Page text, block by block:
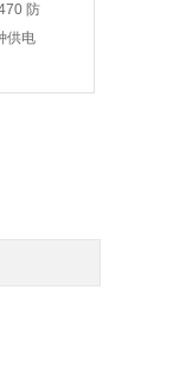
化 供应9-19-4.5A系列厂
用防爆高压离心通风机